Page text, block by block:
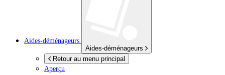
Aides-déménageurs
Aides-déménageurs
Retour au menu principal
Aperçu